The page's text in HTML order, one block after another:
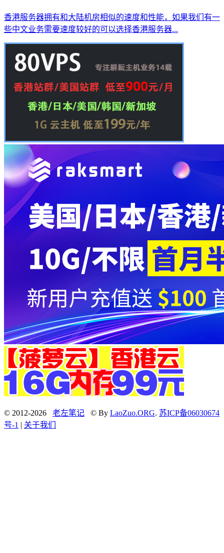
香港服务器拥有和大陆机房相似的速度和性能，如果我们有一
些中文业务需要速度较好的可以选择香港服务器...
© 2012-2026 老左笔记 © By LaoZuo.ORG. 苏ICP备06030674
号-1 | 关于我们